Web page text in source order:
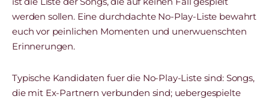
werden sollen. Eine durchdachte No-Play-Liste bewahrt
euch vor peinlichen Momenten und unerwuenschten
Erinnerungen.
Typische Kandidaten fuer die No-Play-Liste sind: Songs,
die mit Ex-Partnern verbunden sind; uebergespielte